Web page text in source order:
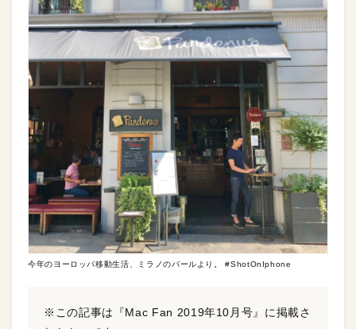
今年のヨーロッパ移動生活、ミラノのバールより。 #ShotOnIphone
※この記事は『Mac Fan 2019年10月号』に掲載さ